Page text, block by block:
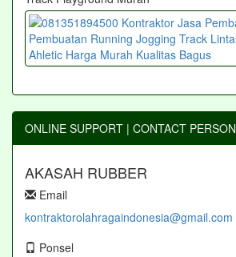
ONLINE SUPPORT | CONTACT PERSON
AKASAH RUBBER
Email
kontraktorolahragaindonesia@gmail.com
Ponsel